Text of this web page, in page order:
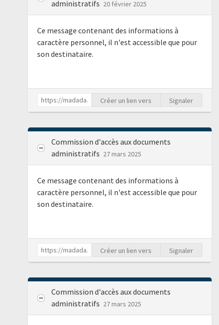
administratifs 20 février 2025
Ce message contenant des informations à
caractère personnel, il n'est accessible que pour
son destinataire.
Créer un lien vers Signaler
Commission d'accès aux documents
administratifs 27 mars 2025
Ce message contenant des informations à
caractère personnel, il n'est accessible que pour
son destinataire.
Créer un lien vers Signaler
Commission d'accès aux documents
administratifs 27 mars 2025